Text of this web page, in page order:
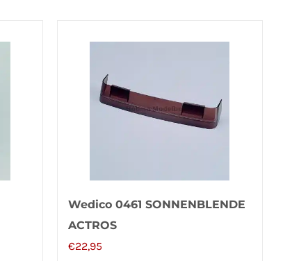
Wedico 0461 SONNENBLENDE
ACTROS
€22,95